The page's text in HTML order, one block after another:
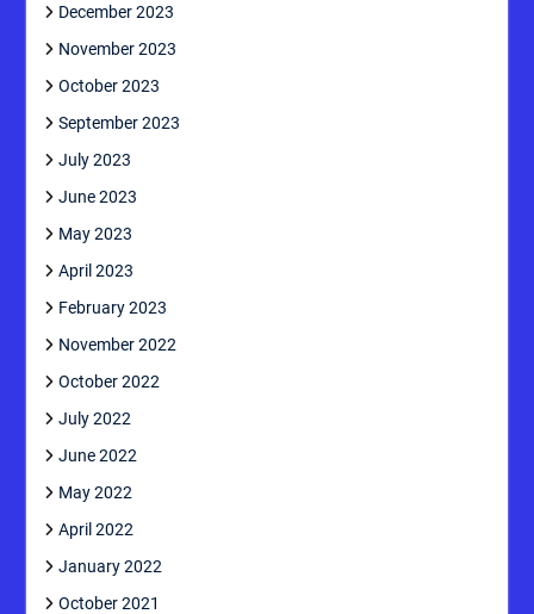
December 2023
November 2023
October 2023
September 2023
July 2023
June 2023
May 2023
April 2023
February 2023
November 2022
October 2022
July 2022
June 2022
May 2022
April 2022
January 2022
October 2021